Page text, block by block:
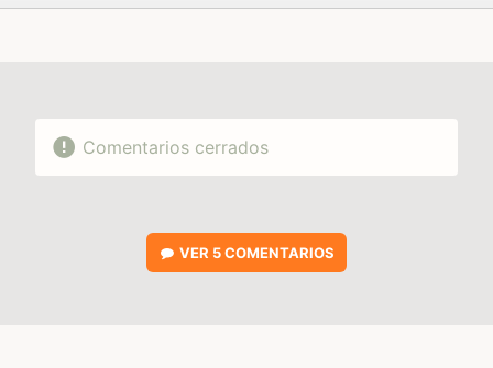
FACEBOOK
TWITTERFLIPBOARD
E-
WHATSAPP
Comentarios cerrados
VER 5 COMENTARIOS